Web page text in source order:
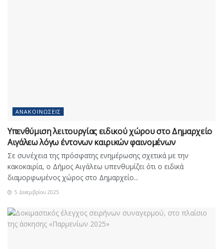
ΑΝΑΚΟΙΝΏΣΕΙΣ
Υπενθύμιση λειτουργίας ειδικού χώρου στο Δημαρχείο
Αιγάλεω λόγω έντονων καιρικών φαινομένων
Σε συνέχεια της πρόσφατης ενημέρωσης σχετικά με την
κακοκαιρία, ο Δήμος Αιγάλεω υπενθυμίζει ότι ο ειδικά
διαμορφωμένος χώρος στο Δημαρχείο...
5 Δεκεμβρίου 2025